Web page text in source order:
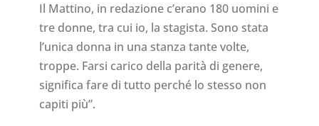
Il Mattino, in redazione c’erano 180 uomini e
tre donne, tra cui io, la stagista. Sono stata
l’unica donna in una stanza tante volte,
troppe. Farsi carico della parità di genere,
significa fare di tutto perché lo stesso non
capiti più”.